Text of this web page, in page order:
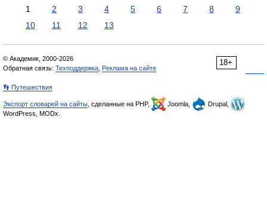
1 2 3 4 5 6 7 8
9
10
11 12 13
18+
© Академик, 2000-2026
Обратная связь: Техподдержка Реклама на сайте
👣 Путешествия
Экспорт словарей на сайты , сделанные на PHP, Joomla,
Drupal,
WordPress, MODx.